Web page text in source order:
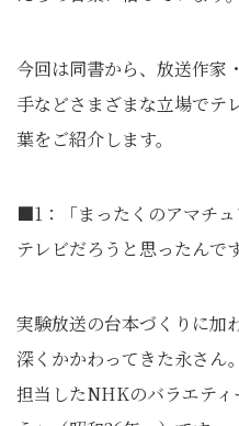
今回は同書から、放送作家
手などさまざまな立場でテ
葉をご紹介します。
■1：「まったくのアマチ
テレビだろうと思ったんです
実験放送の台本づくりに加
深くかかわってきた永さん
担当したNHKのバラエティ